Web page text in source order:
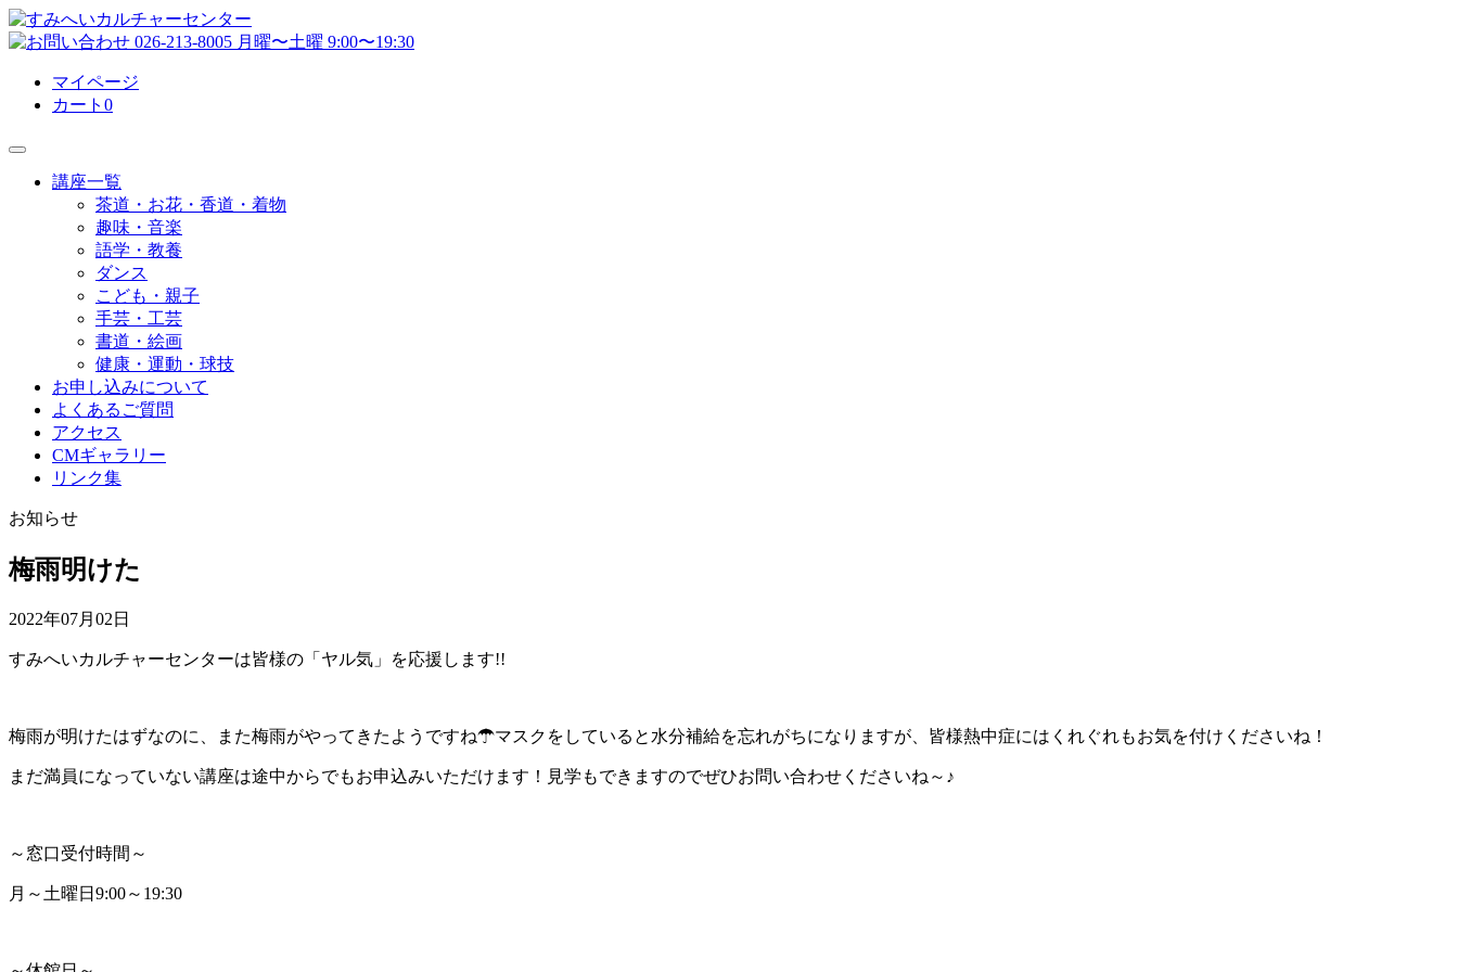
マイページ
カート 0
講座一覧
茶道・お花・香道・着物
趣味・音楽
語学・教養
ダンス
こども・親子
手芸・工芸
書道・絵画
健康・運動・球技
お申し込みについて
よくあるご質問
アクセス
CMギャラリー
リンク集
お知らせ
梅雨明けた
2022年07月02日
すみへいカルチャーセンターは皆様の「ヤル気」を応援します!!
梅雨が明けたはずなのに、また梅雨がやってきたようですね☂マスクをしていると水分補給を忘れがちになりますが、皆様熱中症にはくれぐれもお気を付けくださいね！
まだ満員になっていない講座は途中からでもお申込みいただけます！見学もできますのでぜひお問い合わせくださいね～♪
～窓口受付時間～
月～土曜日9:00～19:30